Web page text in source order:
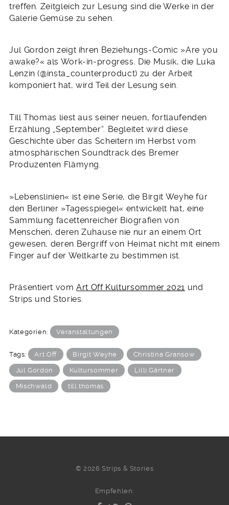
treffen. Zeitgleich zur Lesung sind die Werke in der
Galerie Gemüse zu sehen.
Jul Gordon zeigt ihren Beziehungs-Comic »Are you
awake?« als Work-in-progress. Die Musik, die Luka
Lenzin (@insta_counterproduct) zu der Arbeit
komponiert hat, wird Teil der Lesung sein.
Till Thomas liest aus seiner neuen, fortlaufenden
Erzählung „September“. Begleitet wird diese
Geschichte über das Scheitern im Herbst vom
atmosphärischen Soundtrack des Bremer
Produzenten Flämyng.
»Lebenslinien« ist eine Serie, die Birgit Weyhe für
den Berliner »Tagesspiegel« entwickelt hat, eine
Sammlung facettenreicher Biografien von
Menschen, deren Zuhause nie nur an einem Ort
gewesen, deren Bergriff von Heimat nicht mit einem
Finger auf der Weltkarte zu bestimmen ist.
Präsentiert vomArt Off Kultursommer 2021 und
Strips und Stories.
Kategorien: Veranstaltungen
Tags: Art Off Birgit Weyhe Christina Gransow
Jul Gordon Kultursommer Lilli Gärtner
Mischwald till thomas
© 2026 Strips & Stories
Empfehlen: